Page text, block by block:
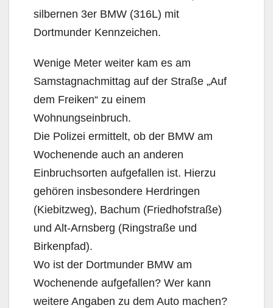
silbernen 3er BMW (316L) mit
Dortmunder Kennzeichen.
Wenige Meter weiter kam es am
Samstagnachmittag auf der Straße „Auf
dem Freiken“ zu einem
Wohnungseinbruch.
Die Polizei ermittelt, ob der BMW am
Wochenende auch an anderen
Einbruchsorten aufgefallen ist. Hierzu
gehören insbesondere Herdringen
(Kiebitzweg), Bachum (Friedhofstraße)
und Alt-Arnsberg (Ringstraße und
Birkenpfad).
Wo ist der Dortmunder BMW am
Wochenende aufgefallen? Wer kann
weitere Angaben zu dem Auto machen?